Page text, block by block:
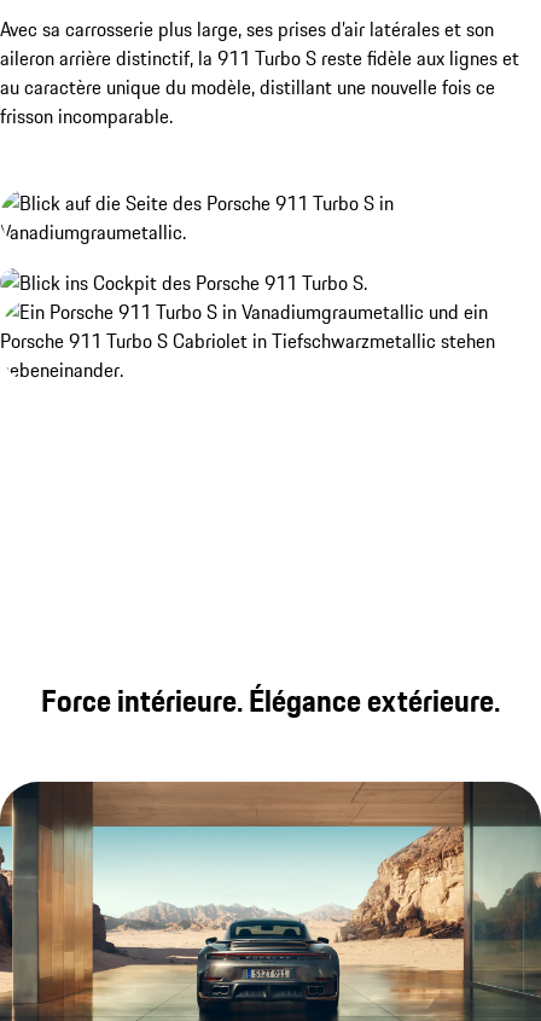
Avec sa carrosserie plus large, ses prises d’air latérales et son
aileron arrière distinctif, la 911 Turbo S reste fidèle aux lignes et
au caractère unique du modèle, distillant une nouvelle fois ce
frisson incomparable.
Force intérieure. Élégance extérieure.